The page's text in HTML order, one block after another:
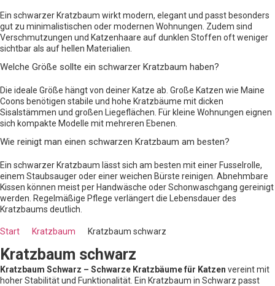
Ein schwarzer Kratzbaum wirkt modern, elegant und passt besonders
gut zu minimalistischen oder modernen Wohnungen. Zudem sind
Verschmutzungen und Katzenhaare auf dunklen Stoffen oft weniger
sichtbar als auf hellen Materialien.
Welche Größe sollte ein schwarzer Kratzbaum haben?
Die ideale Größe hängt von deiner Katze ab. Große Katzen wie Maine
Coons benötigen stabile und hohe Kratzbäume mit dicken
Sisalstämmen und großen Liegeflächen. Für kleine Wohnungen eignen
sich kompakte Modelle mit mehreren Ebenen.
Wie reinigt man einen schwarzen Kratzbaum am besten?
Ein schwarzer Kratzbaum lässt sich am besten mit einer Fusselrolle,
einem Staubsauger oder einer weichen Bürste reinigen. Abnehmbare
Kissen können meist per Handwäsche oder Schonwaschgang gereinigt
werden. Regelmäßige Pflege verlängert die Lebensdauer des
Kratzbaums deutlich.
Start Kratzbaum Kratzbaum schwarz
Kratzbaum schwarz
Kratzbaum Schwarz – Schwarze Kratzbäume für Katzen vereint mit
hoher Stabilität und Funktionalität. Ein Kratzbaum in Schwarz passt